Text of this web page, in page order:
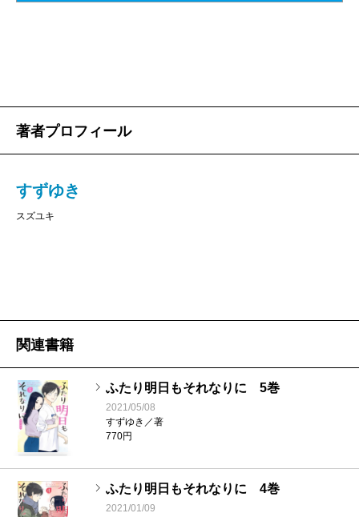
著者プロフィール
すずゆき
スズユキ
関連書籍
ふたり明日もそれなりに 5巻
2021/05/08
すずゆき／著
770円
ふたり明日もそれなりに 4巻
2021/01/09